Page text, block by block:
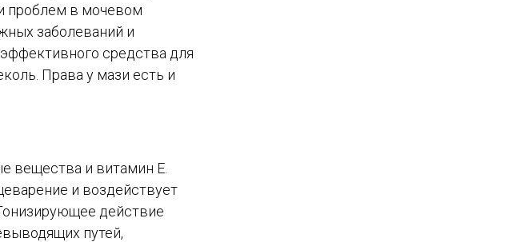
проблем в мочевом
заболеваний и
средства для
Права у мази есть и
вещества и витамин Е.
и воздействует
действие
путей,